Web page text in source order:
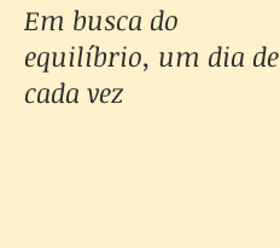
Em busca do
equilíbrio, um dia de
cada vez